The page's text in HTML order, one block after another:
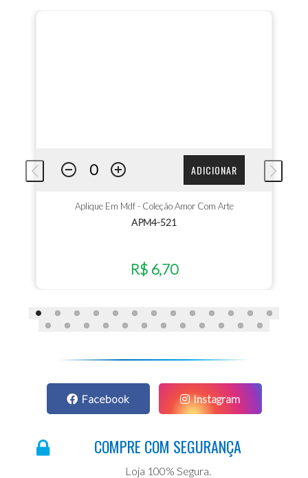
ADICIONAR
Aplique Em Mdf - Coleção Amor Com Arte
APM4-521
R$ 6,70
Facebook Instagram
COMPRE COM SEGURANÇA
Loja 100% Segura.